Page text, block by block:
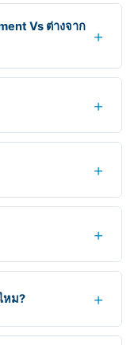
Vs ต่างจาก
หม?